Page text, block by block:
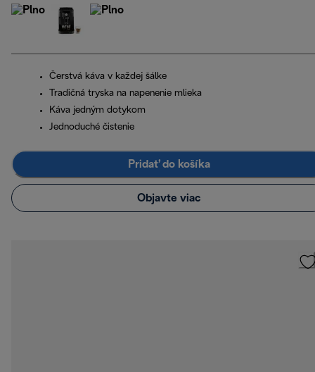
Čerstvá káva v každej šálke
Tradičná tryska na napenenie mlieka
Káva jedným dotykom
Jednoduché čistenie
Pridať do košíka
Objavte viac